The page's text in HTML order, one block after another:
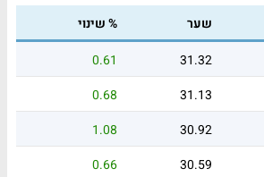
שער
% שינוי
31.32
0.61
31.13
0.68
30.92
1.08
30.59
0.66